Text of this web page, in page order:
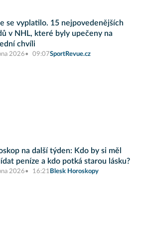
se vyplatilo. 15 nejpovedenějších
v NHL, které byly upečeny na
chvíli
2026 09:07SportRevue.cz
na další týden: Kdo by si měl
peníze a kdo potká starou lásku?
2026 16:21 Blesk Horoskopy